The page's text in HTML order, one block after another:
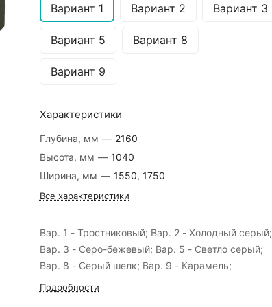
Вариант 1 Вариант 2 Вариант 3
Вариант 5 Вариант 8
Вариант 9
Характеристики
Глубина, мм — 2160
Высота, мм — 1040
Ширина, мм — 1550, 1750
Все характеристики
Вар. 1 - Тростниковый; Вар. 2 - Холодный серый;
Вар. 3 - Серо-бежевый; Вар. 5 - Светло серый;
Вар. 8 - Серый шелк; Вар. 9 - Карамель;
Подробности